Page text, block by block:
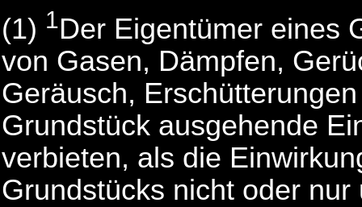
(1) 1Der Eigentümer eines
von Gasen, Dämpfen,
Geräusch,
Grundstück ausgehende
verbieten, als die
Grundstücks nicht oder